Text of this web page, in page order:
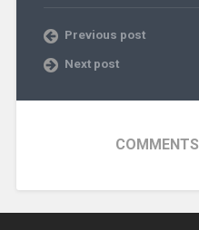
Previous post
Next post